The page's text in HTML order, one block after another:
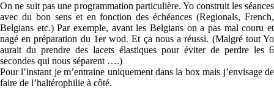
On ne suit pas une programmation particulière. Yo construit les séances
avec du bon sens et en fonction des échéances (Regionals, French,
Belgians etc.) Par exemple, avant les Belgians on a pas mal couru et
nagé en préparation du 1er wod. Et ça nous a réussi. (Malgré tout Yo
aurait du prendre des lacets élastiques pour éviter de perdre les 6
secondes qui nous séparent ….)
Pour l’instant je m’entraine uniquement dans la box mais j’envisage de
faire de l’haltérophilie à côté.